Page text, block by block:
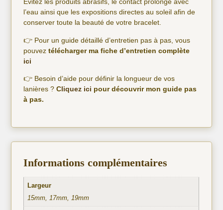
Évitez les produits abrasifs, le contact prolongé avec
l’eau ainsi que les expositions directes au soleil afin de
conserver toute la beauté de votre bracelet.
👉 Pour un guide détaillé d’entretien pas à pas, vous
pouveztélécharger ma fiche d’entretien complète
ici
👉 Besoin d’aide pour définir la longueur de vos
lanières ?Cliquez ici pour découvrir mon guide pas
à pas.
Informations complémentaires
Largeur
15mm, 17mm, 19mm